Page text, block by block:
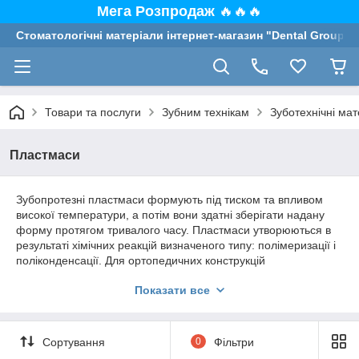
Мега Розпродаж 🔥🔥🔥
Стоматологічні матеріали інтернет-магазин "Dental Group"
Товари та послуги Зубним технікам Зуботехнічні
Пластмаси
Зубопротезні пластмаси формують під тиском та впливом
високої температури, а потім вони здатні зберігати надану
форму протягом тривалого часу. Пластмаси утворюються в
результаті хімічних реакцій визначеного типу: полімеризації і
поліконденсації. Для ортопедичних конструкцій
виникають шляхом співполімеризації декількох мономерів.
міцність на вигин;
Показати все
Сортування 0 Фільтри